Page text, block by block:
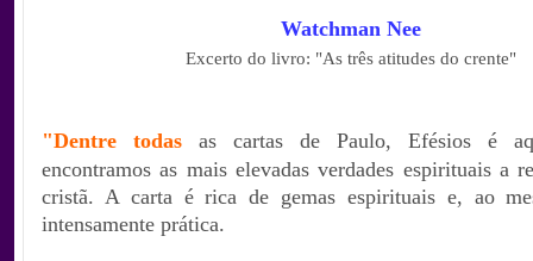
Watchman Nee
Excerto do livro: "As três atitudes do crente"
"Dentre todas as
cartas de Paulo, Efésios é
encontramos as mais elevadas verdades espirituais a
cristã. A carta é rica de gemas espirituais e, ao
intensamente prática.